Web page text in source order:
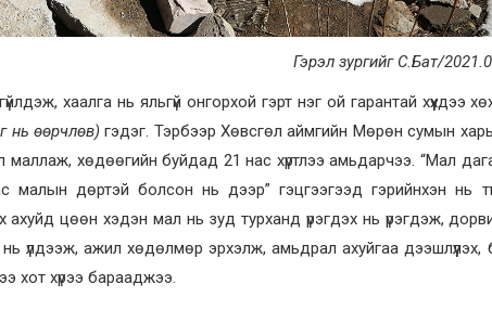
Гэрэл зургийг С.Бат/
хаалга нь яльгүй онгорхой гэрт нэг ой гарантай хүүхдээ
нь өөрчлөв) гэдэг. Тэрбээр Хөвсгөл аймгийн Мөрөн сумын
маллаж, хөдөөгийн буйдад 21 нас хүртлээ амьдарчээ. “Мал
дөртэй болсон нь дээр” гэцгээгээд гэрийнхэн нь
ахуйд цөөн хэдэн мал нь зуд турханд үрэгдэх нь үрэгдэж,
үлдээж, ажил хөдөлмөр эрхэлж, амьдрал ахуйгаа дээшлүүлэх,
хот хүрээ барааджээ.